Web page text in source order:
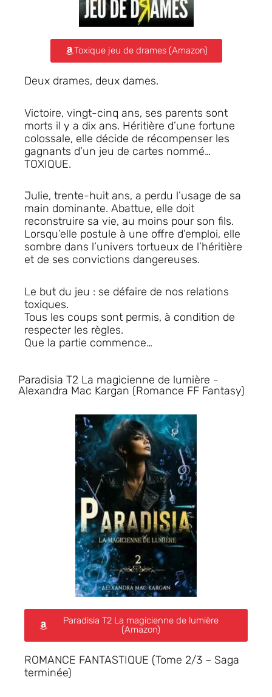
Toxique jeu de drames (Amazon)
Deux drames, deux dames.
Victoire, vingt-cinq ans, ses parents sont
morts il y a dix ans. Héritière d’une fortune
colossale, elle décide de récompenser les
gagnants d’un jeu de cartes nommé…
TOXIQUE.
Julie, trente-huit ans, a perdu l’usage de sa
main dominante. Abattue, elle doit
reconstruire sa vie, au moins pour son fils.
Lorsqu’elle postule à une offre d’emploi, elle
sombre dans l’univers tortueux de l’héritière
et de ses convictions dangereuses.
Le but du jeu : se défaire de nos relations
toxiques.
Tous les coups sont permis, à condition de
respecter les règles.
Que la partie commence…
Paradisia T2 La magicienne de lumière -
Alexandra Mac Kargan (Romance FF Fantasy)
Paradisia T2 La magicienne de lumière
(Amazon)
ROMANCE FANTASTIQUE (Tome 2/3 – Saga
terminée)